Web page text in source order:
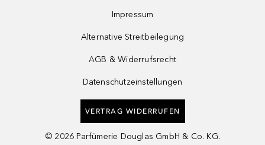
Impressum
Alternative Streitbeilegung
AGB & Widerrufsrecht
Datenschutzeinstellungen
VERTRAG WIDERRUFEN
© 2026 Parfümerie Douglas GmbH & Co. KG.